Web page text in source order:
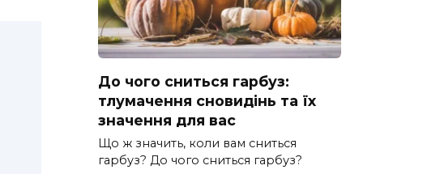
До чого сниться гарбуз:
тлумачення сновидінь та їх
значення для вас
Що ж значить, коли вам сниться
гарбуз? До чого сниться гарбуз?